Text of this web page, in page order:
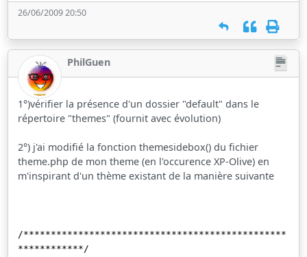
26/06/2009 20:50
PhilGuen
1°)vérifier la présence d'un dossier "default" dans le
répertoire "themes" (fournit avec évolution)
2°) j'ai modifié la fonction themesidebox() du fichier
theme.php de mon theme (en l'occurence XP-Olive) en
m'inspirant d'un thème existant de la manière suivante
/************************************************
************/